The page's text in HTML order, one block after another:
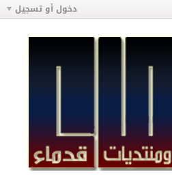
دخول أو تسجيل